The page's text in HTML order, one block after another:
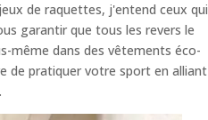
de raquettes, j'entend ceux qui
garantir que tous les revers le
même dans des vêtements éco-
de pratiquer votre sport en alliant